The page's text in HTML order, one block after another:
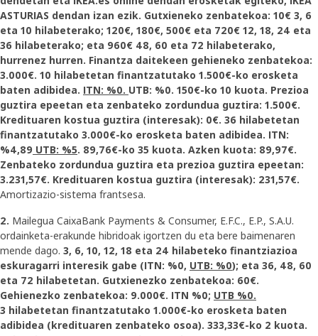
ASTURIAS dendan izan ezik. Gutxieneko zenbatekoa: 10€ 3, 6
eta 10 hilabeterako; 120€, 180€, 500€ eta 720€ 12, 18, 24 eta
36 hilabeterako; eta 960€ 48, 60 eta 72 hilabeterako,
hurrenez hurren. Finantza daitekeen gehieneko zenbatekoa:
3.000€. 10 hilabetetan finantzatutako 1.500€-ko erosketa
baten adibidea. ITN: %0. UTB: %0. 150€-ko 10 kuota. Prezioa
guztira epeetan eta zenbateko zordundua guztira: 1.500€.
Kredituaren kostua guztira (interesak): 0€. 36 hilabetetan
finantzatutako 3.000€-ko erosketa baten adibidea. ITN:
%4,89 UTB: %5. 89,76€-ko 35 kuota. Azken kuota: 89,97€.
Zenbateko zordundua guztira eta prezioa guztira epeetan:
3.231,57€. Kredituaren kostua guztira (interesak): 231,57€.
Amortizazio-sistema frantsesa.
2. Mailegua CaixaBank Payments & Consumer, E.F.C., E.P., S.A.U.
ordainketa-erakunde hibridoak igortzen du eta bere baimenaren
mende dago. 3, 6, 10, 12, 18 eta 24 hilabeteko finantziazioa
eskuragarri interesik gabe (ITN: %0, UTB: %0); eta 36, 48, 60
eta 72 hilabetetan. Gutxienezko zenbatekoa: 60€.
Gehienezko zenbatekoa: 9.000€. ITN %0; UTB %0.
3 hilabetetan finantzatutako 1.000€-ko erosketa baten
adibidea (kredituaren zenbateko osoa). 333,33€-ko 2 kuota.